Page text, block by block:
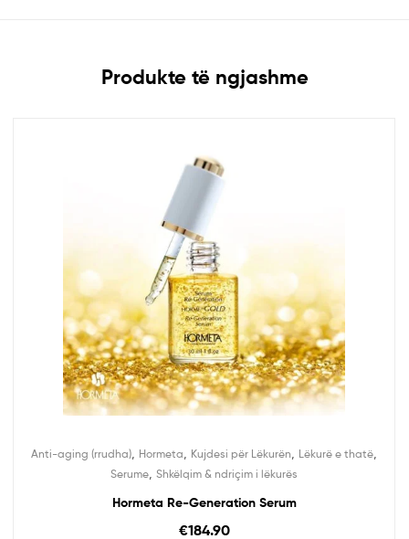
Produkte të ngjashme
Anti-aging (rrudha) Hormeta Kujdesi për Lëkurën Lëkurë e thatë
Serume Shkëlqim & ndriçim i lëkurës
Hormeta Re-Generation Serum
€184.90